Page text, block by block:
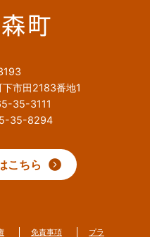
市田2183番地1
35-3111
35-8294
こちら
免責事項 プラ